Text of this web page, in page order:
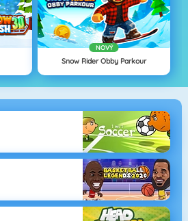
NOVÝ
Snow Rider Obby Parkour